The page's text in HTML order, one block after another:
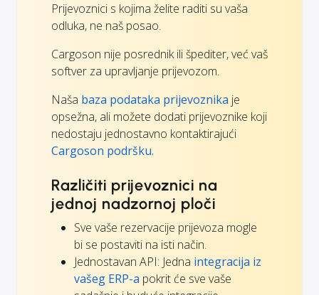
Prijevoznici s kojima želite raditi su vaša
odluka, ne naš posao.
Cargoson nije posrednik ili špediter, već vaš
softver za upravljanje prijevozom.
Naša baza podataka prijevoznika je
opsežna, ali možete dodati prijevoznike koji
nedostaju jednostavno kontaktirajući
Cargoson podršku.
Različiti prijevoznici na
jednoj nadzornoj ploči
Sve vaše rezervacije prijevoza mogle
bi se postaviti na isti način.
Jednostavan API: Jedna integracija iz
vašeg ERP-a pokrit će sve vaše